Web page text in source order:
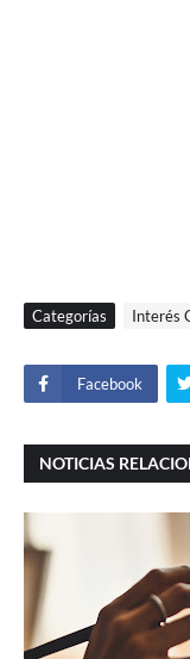
Categorías Interés
Facebook
NOTICIAS